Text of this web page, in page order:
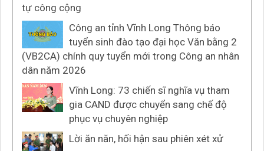
tự công cộng
Công an tỉnh Vĩnh Long Thông báo
tuyển sinh đào tạo đại học Văn bằng 2
(VB2CA) chính quy tuyển mới trong Công an nhân
dân năm 2026
Vĩnh Long: 73 chiến sĩ nghĩa vụ tham
gia CAND được chuyển sang chế độ
phục vụ chuyên nghiệp
Lời ăn năn, hối hận sau phiên xét xử